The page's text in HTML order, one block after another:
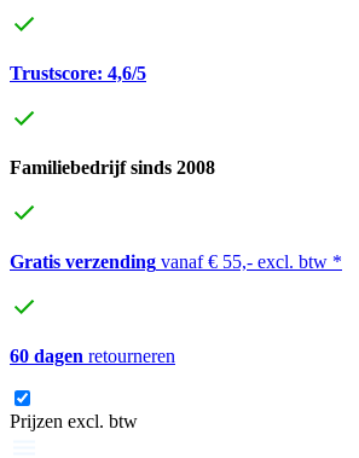
Trustscore: 4,6/5
Familiebedrijf sinds 2008
Gratis verzending vanaf € 55,- excl. btw *
60 dagen retourneren
Prijzen excl. btw